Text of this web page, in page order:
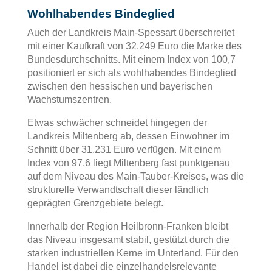
Wohlhabendes Bindeglied
Auch der Landkreis Main-Spessart überschreitet
mit einer Kaufkraft von 32.249 Euro die Marke des
Bundesdurchschnitts. Mit einem Index von 100,7
positioniert er sich als wohlhabendes Bindeglied
zwischen den hessischen und bayerischen
Wachstumszentren.
Etwas schwächer schneidet hingegen der
Landkreis Miltenberg ab, dessen Einwohner im
Schnitt über 31.231 Euro verfügen. Mit einem
Index von 97,6 liegt Miltenberg fast punktgenau
auf dem Niveau des Main-Tauber-Kreises, was die
strukturelle Verwandtschaft dieser ländlich
geprägten Grenzgebiete belegt.
Innerhalb der Region Heilbronn-Franken bleibt
das Niveau insgesamt stabil, gestützt durch die
starken industriellen Kerne im Unterland. Für den
Handel ist dabei die einzelhandelsrelevante